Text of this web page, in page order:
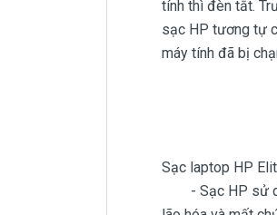
tính thì đèn tắt.
sạc HP tương tự
máy tính đã bị
Sạc laptop HP
- Sạc HP sử